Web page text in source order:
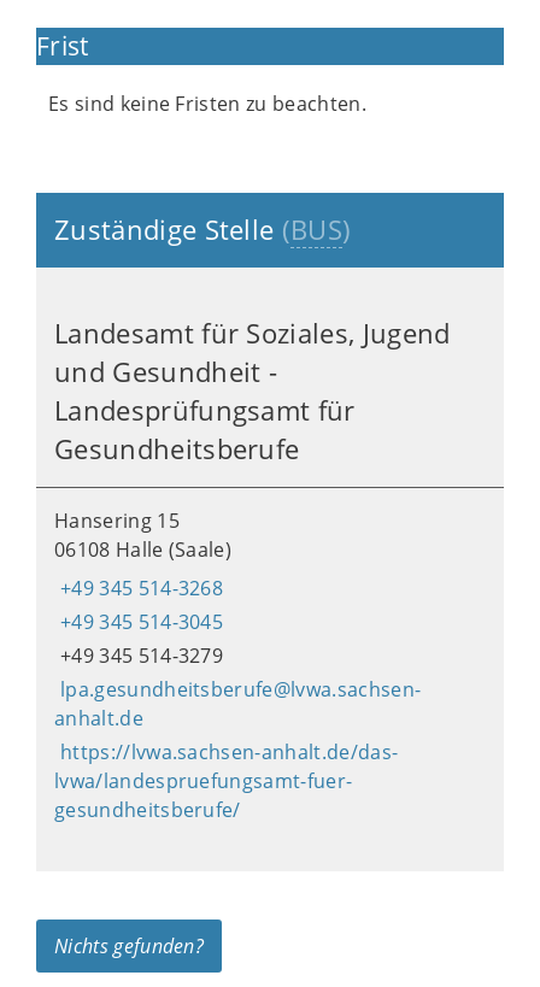
Frist
Es sind keine Fristen zu beachten.
Zuständige Stelle (BUS)
Landesamt für Soziales, Jugend
und Gesundheit -
Landesprüfungsamt für
Gesundheitsberufe
Hansering 15
06108 Halle (Saale)
+49 345 514-3268
+49 345 514-3045
+49 345 514-3279
lpa.gesundheitsberufe@lvwa.sachsen-
anhalt.de
https://lvwa.sachsen-anhalt.de/das-
lvwa/landespruefungsamt-fuer-
gesundheitsberufe/
Nichts gefunden?